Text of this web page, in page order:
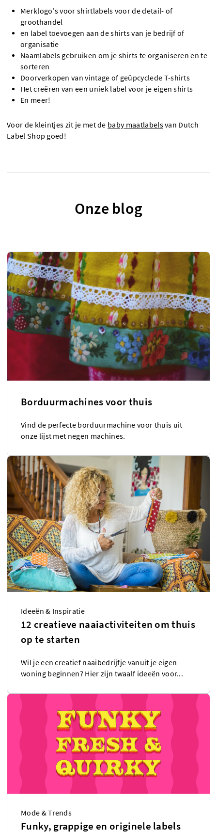
Merklogo's voor shirtlabels voor de detail- of
groothandel
en label toevoegen aan de shirts van je bedrijf of
organisatie
Naamlabels gebruiken om je shirts te organiseren en te
sorteren
Doorverkopen van vintage of geüpcyclede T-shirts
Het creëren van een uniek label voor je eigen shirts
En meer!
Voor de kleintjes zit je met de baby maatlabelsvan Dutch
Label Shop goed!
Onze blog
Borduurmachines voor thuis
Vind de perfecte borduurmachine voor thuis uit
onze lijst met negen machines.
Ideeën & Inspiratie
12 creatieve naaiactiviteiten om thuis
op te starten
Wil je een creatief naaibedrijfje vanuit je eigen
woning beginnen? Hier zijn twaalf ideeën voor...
Mode & Trends
Funky, grappige en originele labels